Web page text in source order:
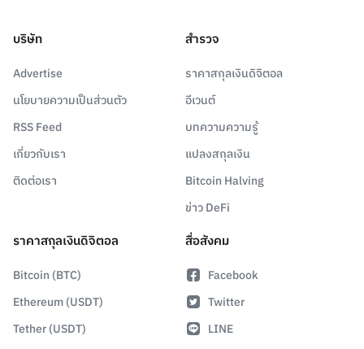
บริษัท
Advertise
นโยบายความเป็นส่วนตัว
RSS Feed
เกี่ยวกับเรา
ติดต่อเรา
สำรวจ
ราคาสกุลเงินดิจิตอล
อีเวนต์
บทความความรู้
แปลงสกุลเงิน
Bitcoin Halving
ข่าว DeFi
ราคาสกุลเงินดิจิตอล
Bitcoin (BTC)
Ethereum (USDT)
Tether (USDT)
สื่อสังคม
Facebook
Twitter
LINE